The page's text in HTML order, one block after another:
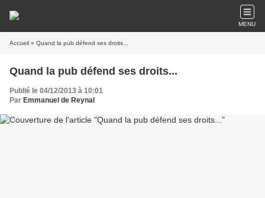
MENU
Accueil » Quand la pub défend ses droits...
Quand la pub défend ses droits...
Publié le 04/12/2013 à 10:01
Par Emmanuel de Reynal